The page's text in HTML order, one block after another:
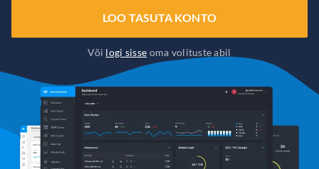
LOO TASUTA KONTO
Või logi sisse oma volituste abil